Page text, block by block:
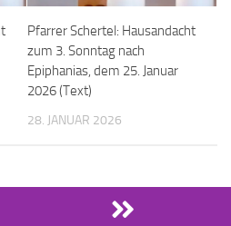
Pfarrer Schertel: Hausandacht
zum 3. Sonntag nach
Epiphanias, dem 25. Januar
2026 (Text)
28. JANUAR 2026